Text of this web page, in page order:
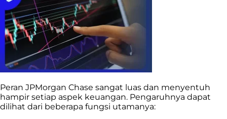
Peran JPMorgan Chase sangat luas dan menyentuh
hampir setiap aspek keuangan. Pengaruhnya dapat
dilihat dari beberapa fungsi utamanya: